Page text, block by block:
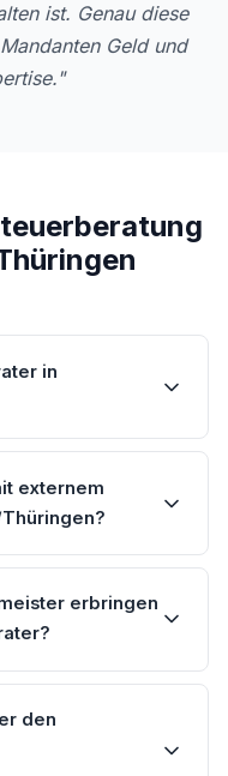
ist. Genau diese
Geld und
in
externem
erbringen
den